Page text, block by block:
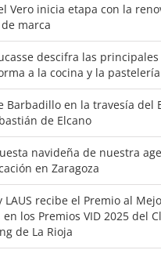
Vero inicia etapa con la
marca
descifra las
a la cocina y la
Barbadillo en la travesía del
de Elcano
navideña de nuestra
en Zaragoza
LAUS recibe el Premio al
en los Premios VID 2025 del
de La Rioja